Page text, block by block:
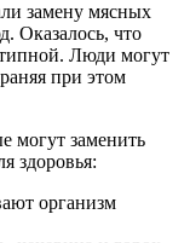
замену мясных
Оказалось, что
Люди могут
при этом
могут заменить
здоровья:
организм